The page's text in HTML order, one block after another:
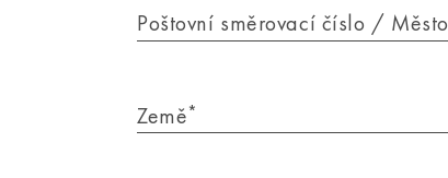
Poštovní směrovací číslo / Město
Země*